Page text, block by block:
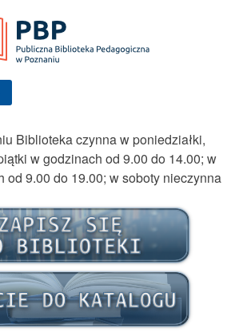
Biblioteka czynna w poniedziałki,
w godzinach od 9.00 do 14.00; w
od 9.00 do 19.00; w soboty nieczynna